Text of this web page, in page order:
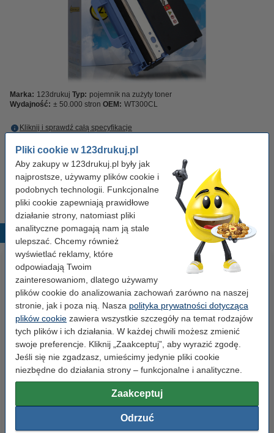
Pliki cookie w 123drukuj.pl
Aby zakupy w 123drukuj.pl były jak
najprostsze, używamy plików cookie i
podobnych technologii. Funkcjonalne
pliki cookie zapewniają prawidłowe
działanie strony, natomiast pliki
analityczne pomagają nam ją stale
ulepszać. Chcemy również
wyświetlać reklamy, które
odpowiadają Twoim
zainteresowaniom, dlatego używamy
plików cookie do analizowania zachowań zarówno na naszej
stronie, jak i poza nią. Nasza polityka prywatności dotycząca
plików cookie zawiera wszystkie szczegóły na temat rodzajów
tych plików i ich działania. W każdej chwili możesz zmienić
swoje preferencje. Kliknij „Zaakceptuj”, aby wyrazić zgodę.
Jeśli się nie zgadzasz, umieścimy jedynie pliki cookie
niezbędne do działania strony – funkcjonalne i analityczne.
Zaakceptuj
Odrzuć
Marka: 123drukuj Typ: pojemnik na zużyty toner
Wydajność: ± 50.000 stron OEM: WT300CL
Kliknij i sprawdź całą specyfikacje
Dostawa: 2-3 dni robocze
59,00 zł Zamawiam
Popularne produkty
Brother TN-325BK toner czarny,
zwiększona pojemność,
Brother DR-320CL bęben / drum
4 sztuki CMYK, oryginalny